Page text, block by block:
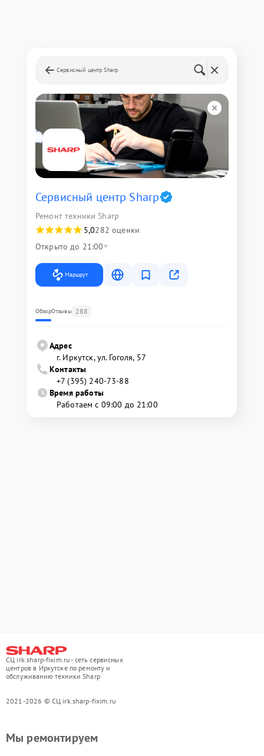
Сервисный центр Sharp
Сервисный центр Sharp
Ремонт техники Sharp
5,0282 оценки
Открыто до 21:00
Маршрут
ОбзорОтзывы 288
Адрес
г. Иркутск, ул. ​Гоголя, 57
Контакты
+7 (395) 240-73-88
Время работы
Работаем с 09:00 до 21:00
СЦ irk.sharp-fixim.ru - сеть сервисных
центров в Иркутске по ремонту и
обслуживанию техники Sharp
2021-2026 © СЦ irk.sharp-fixim.ru
Мы ремонтируем